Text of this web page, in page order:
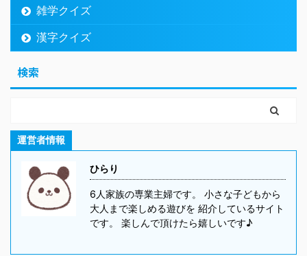
雑学クイズ
漢字クイズ
検索
運営者情報
ひらり
6人家族の専業主婦です。 小さな子どもから
大人まで楽しめる遊びを 紹介しているサイト
です。 楽しんで頂けたら嬉しいです♪